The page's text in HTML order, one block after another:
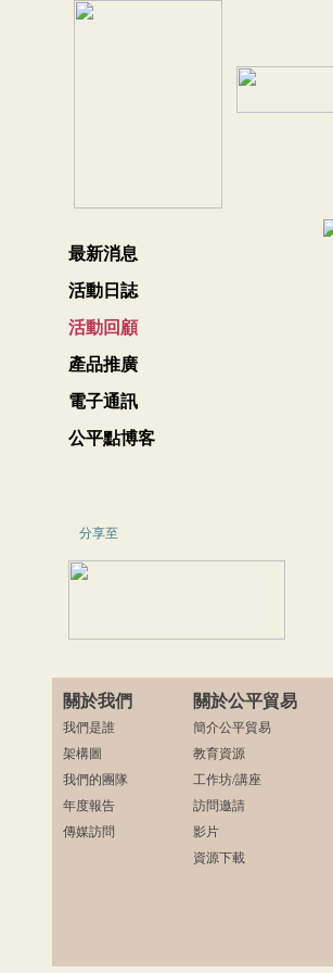
最新消息
活動日誌
活動回顧
產品推廣
電子通訊
公平點博客
分享至
關於我們 關於公平貿易
我們是誰
架構圖
我們的團隊
年度報告
傳媒訪問
簡介公平貿易
教育資源
工作坊/講座
訪問邀請
影片
資源下載